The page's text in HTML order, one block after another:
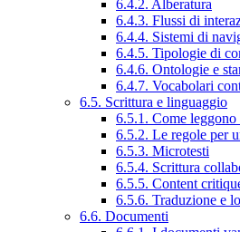
6.4.2. Alberatura
6.4.3. Flussi di
6.4.4. Sistemi di
6.4.5. Tipologie di
6.4.6. Ontologie e
6.4.7. Vocabolari
6.5. Scrittura e linguaggio
6.5.1. Come
6.5.2. Le regole per
6.5.3. Microtesti
6.5.4. Scrittura
6.5.5. Content
6.5.6. Traduzione e
6.6. Documenti